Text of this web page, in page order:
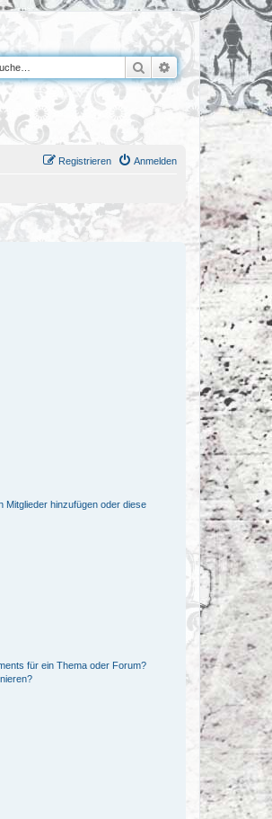
Suche Erweiterte Suche
Anmelden
Registrieren
Mitglieder hinzufügen oder diese
für ein Thema oder Forum?